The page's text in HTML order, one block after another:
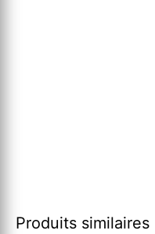
Produits similaires